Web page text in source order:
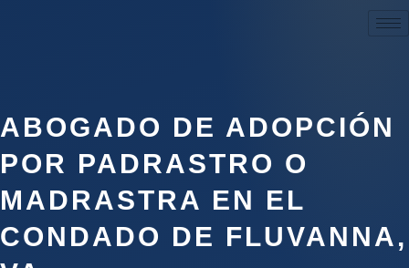
ABOGADO DE ADOPCIÓN
POR PADRASTRO O
MADRASTRA EN EL
CONDADO DE FLUVANNA,